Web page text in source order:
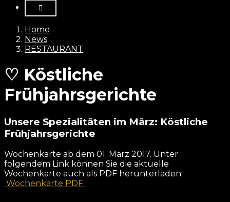
Home
News
RESTAURANT
♡ Köstliche
Frühjahrsgerichte
Unsere Spezialitäten im März: Köstliche
Frühjahrsgerichte
Wochenkarte ab dem 01. März 2017. Unter
folgendem Link können Sie die aktuelle
Wochenkarte auch als PDF herunterladen:
Wochenkarte PDF